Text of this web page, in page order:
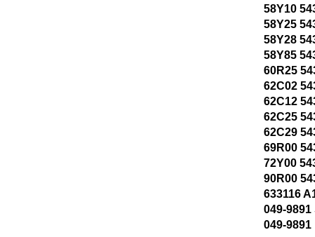
58Y10
58Y25
58Y28
58Y85
60R25
62C02
62C12
62C25
62C29
69R00
72Y00
90R00
633116
049-9891
049-9891